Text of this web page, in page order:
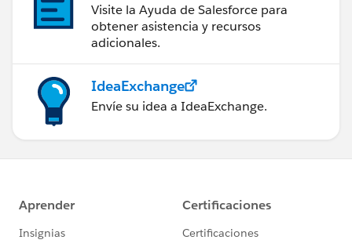
Visite la Ayuda de Salesforce para
obtener asistencia y recursos
adicionales.
IdeaExchange
Envíe su idea a IdeaExchange.